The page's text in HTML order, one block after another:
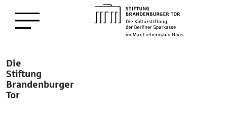
Hauptinhalt
Die
Stiftung
Brandenburger
Tor